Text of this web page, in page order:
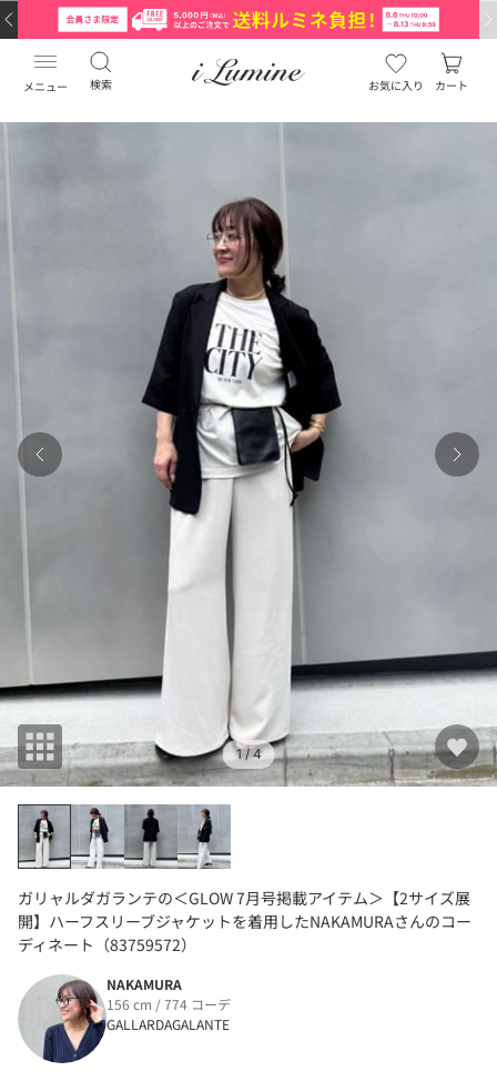
メニュー 検索 お気に入り カート
1/ 4
ガリャルダガランテの＜GLOW 7月号掲載アイテム＞【2サイズ展
開】ハーフスリーブジャケットを着用したNAKAMURAさんのコー
ディネート（83759572）
NAKAMURA
156 cm / 774 コーデ
GALLARDAGALANTE